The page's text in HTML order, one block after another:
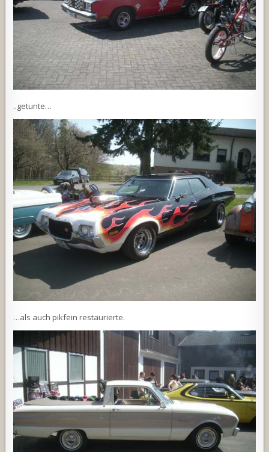
..getunte…
…als auch pikfein restaurierte.